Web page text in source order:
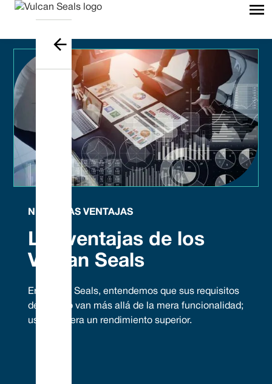
NUESTRAS VENTAJAS
Las ventajas de los
Vulcan Seals
En Vulcan Seals, entendemos que sus requisitos
de sellado van más allá de la mera funcionalidad;
usted espera un rendimiento superior.